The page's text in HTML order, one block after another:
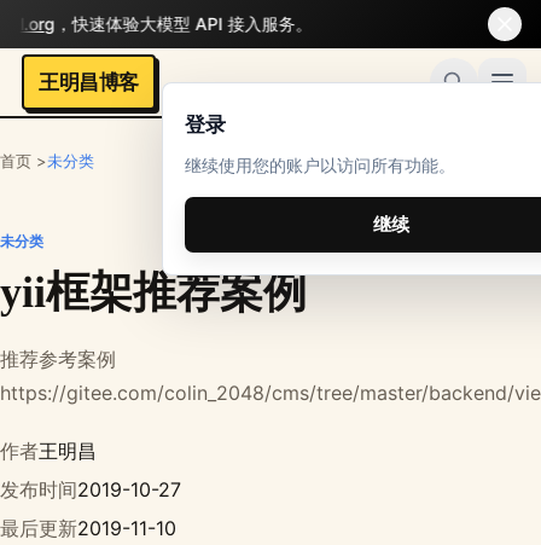
登录
继续使用您的账户以访问所有功能。
继续
，快速体验大模型 API 接入服务。
王明昌博客
首页 >未分类
未分类
yii框架推荐案例
推荐参考案例
https://gitee.com/colin_2048/cms/tree/master/backend/
作者王明昌
发布时间2019-10-27
最后更新2019-11-10